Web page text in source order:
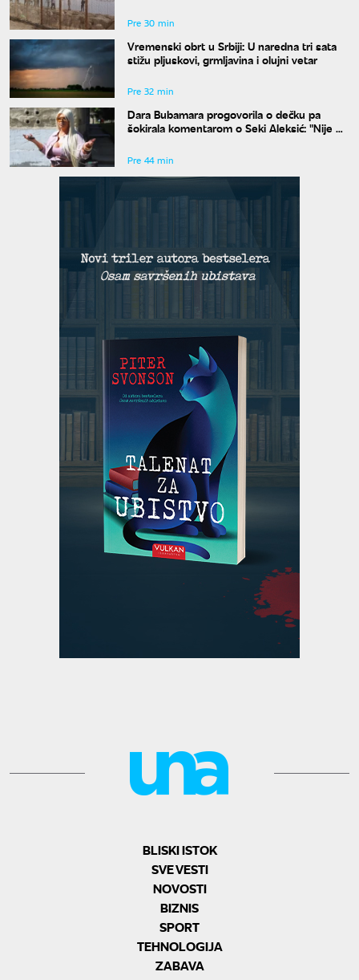
Pre 30 min
Vremenski obrt u Srbiji: U naredna tri sata
stižu pljuskovi, grmljavina i olujni vetar
Pre 32 min
Dara Bubamara progovorila o dečku pa
šokirala komentarom o Seki Aleksić: "Nije mi
Pre 44 min
BLISKI ISTOK
SVE VESTI
NOVOSTI
BIZNIS
SPORT
TEHNOLOGIJA
ZABAVA